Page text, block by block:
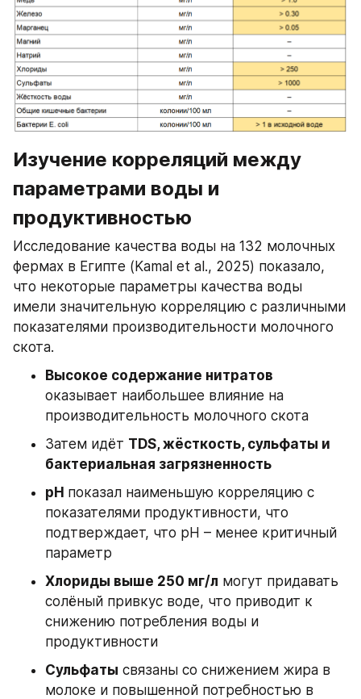
Изучение корреляций между
параметрами воды и
продуктивностью
Исследование качества воды на 132 молочных
фермах в Египте (Kamal et al., 2025) показало,
что некоторые параметры качества воды
имели значительную корреляцию с различными
показателями производительности молочного
скота.
Высокое содержание нитратов
оказывает наибольшее влияние на
производительность молочного скота
Затем идёт TDS, жёсткость, сульфаты и
бактериальная загрязненность
pH показал наименьшую корреляцию с
показателями продуктивности, что
подтверждает, что pH – менее критичный
параметр
Хлориды выше 250 мг/л могут придавать
солёный привкус воде, что приводит к
снижению потребления воды и
продуктивности
Сульфаты связаны со снижением жира в
молоке и повышенной потребностью в